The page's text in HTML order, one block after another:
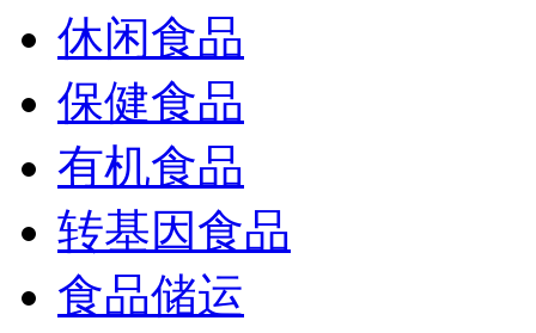
休闲食品
保健食品
有机食品
转基因食品
食品储运